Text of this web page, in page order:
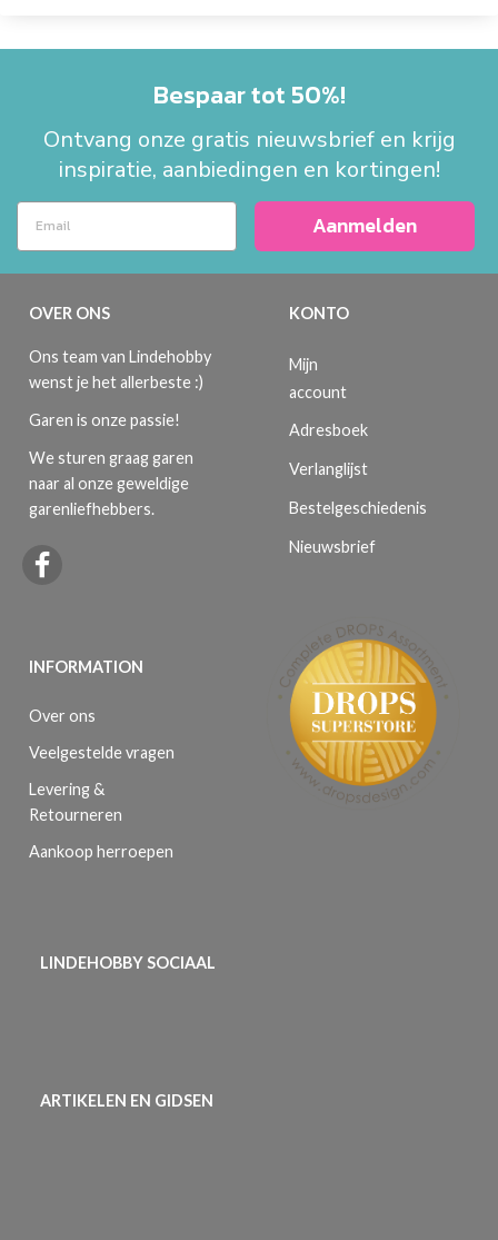
Bespaar tot 50%!
Ontvang onze gratis nieuwsbrief en krijg
inspiratie, aanbiedingen en kortingen!
Aanmelden
OVER ONS
Ons team van Lindehobby
wenst je het allerbeste :)
Garen is onze passie!
We sturen graag garen
naar al onze geweldige
garenliefhebbers.
INFORMATION
Over ons
Veelgestelde vragen
Levering &
Retourneren
Aankoop herroepen
KONTO
Mijn
account
Adresboek
Verlanglijst
Bestelgeschiedenis
Nieuwsbrief
LINDEHOBBY SOCIAAL
ARTIKELEN EN GIDSEN